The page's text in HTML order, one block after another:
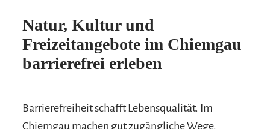
Natur, Kultur und
Freizeitangebote im Chiemgau
barrierefrei erleben
Barrierefreiheit schafft Lebensqualität. Im
Chiemgau machen gut zugängliche Wege,